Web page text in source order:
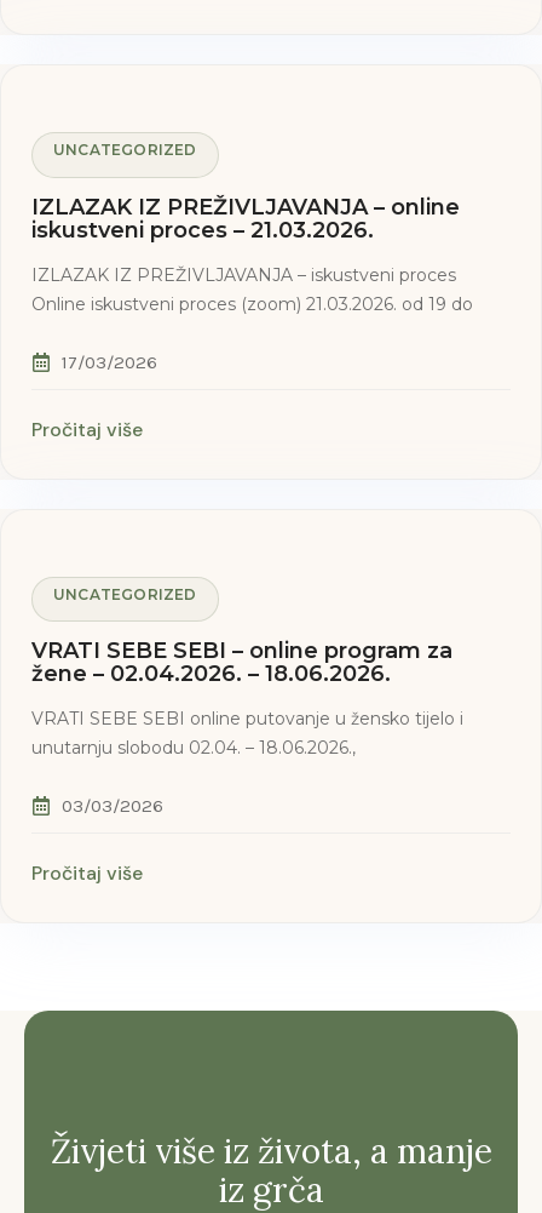
UNCATEGORIZED
IZLAZAK IZ PREŽIVLJAVANJA – online
iskustveni proces – 21.03.2026.
IZLAZAK IZ PREŽIVLJAVANJA – iskustveni proces
Online iskustveni proces (zoom) 21.03.2026. od 19 do
17/03/2026
Pročitaj više
UNCATEGORIZED
VRATI SEBE SEBI – online program za
žene – 02.04.2026. – 18.06.2026.
VRATI SEBE SEBI online putovanje u žensko tijelo i
unutarnju slobodu 02.04. – 18.06.2026.,
03/03/2026
Pročitaj više
Živjeti više iz života, a manje
iz grča